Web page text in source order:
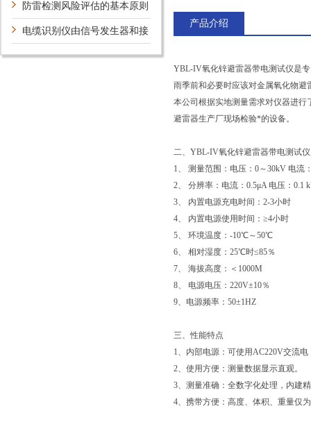
防雷检测风险评估的基本原则
及勘查制度
电缆识别仪由信号发生器和接
收识别钳及指示表三部分组成
产品介绍
YBL-IV氧化锌避雷器带电测试仪是
雨季前和必要时应该对金属氧化物
本公司根据实地测量需求对仪器进
避雷器生产厂现场检验*的设备。
二、YBL-IV氧化锌避雷器带电测试
1、 测量范围：电压：0～30kV 电流
2、 分辨率：电流：0.5μA 电压：0.1
3、 内置电源充电时间：2-3小时
4、 内置电源使用时间：≥4小时
5、 环境温度：-10℃～50℃
6、 相对湿度：25℃时≤85％
7、 海拔高度：＜1000M
8、 电源电压：220V±10％
9、电源频率：50±1HZ
三、性能特点
1、内部电源：可使用AC220V交流
2、使用方便：测量数据显示直观。
3、测量准确：全数字化处理，内建
4、携带方便：高度、体积、重量仅